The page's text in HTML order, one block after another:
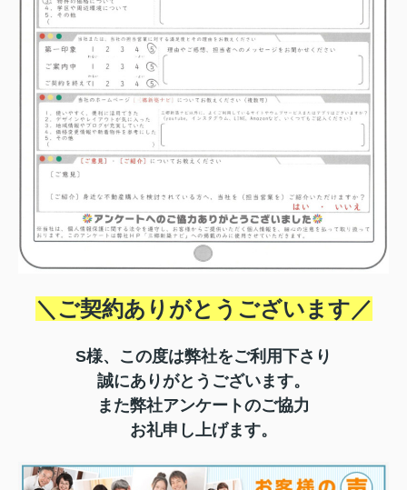
＼ご契約ありがとうございます／
S様、この度は弊社をご利用下さり
誠にありがとうございます。
また弊社アンケートのご協力
お礼申し上げます。